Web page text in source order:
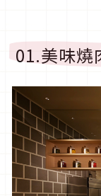
01.美味燒